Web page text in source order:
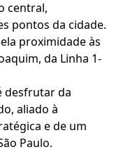
central,
pontos da cidade.
proximidade às
da Linha 1-
desfrutar da
aliado à
e de um
Paulo.